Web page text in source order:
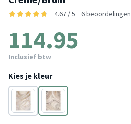
4.67 / 5 6 beoordelingen
114.95
Inclusief btw
Kies je kleur
Bruin
Bruin